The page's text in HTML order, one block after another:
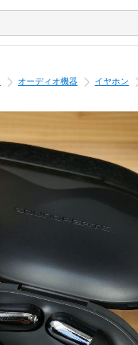
オーディオ機器 イヤホン